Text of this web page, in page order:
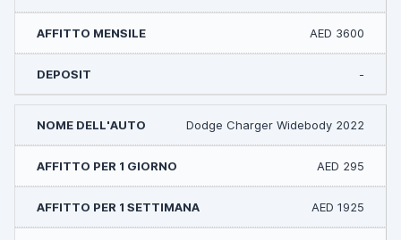
AED 3600
-
Dodge Charger Widebody 2022
AED 295
AED 1925